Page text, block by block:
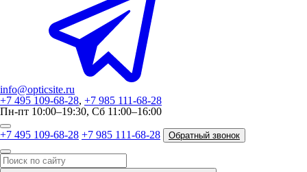
info@opticsite.ru
+7 495 109-68-28, +7 985 111-68-28
Пн-пт 10:00–19:30, Сб 11:00–16:00
+7 495 109-68-28 +7 985 111-68-28 Обратный звонок